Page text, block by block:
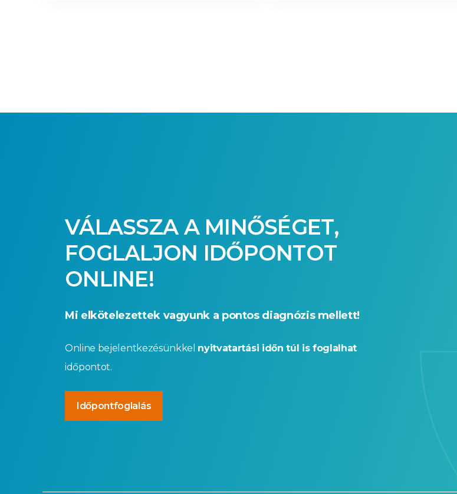
VÁLASSZA A MINŐSÉGET,
FOGLALJON IDŐPONTOT
ONLINE!
Mi elkötelezettek vagyunk a pontos diagnózis mellett!
Online bejelentkezésünkkel nyitvatartási időn túl is foglalhat
időpontot.
Időpontfoglalás